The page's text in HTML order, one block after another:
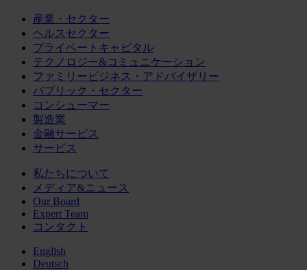
産業・セクター
ヘルスセクター
プライベートキャピタル
テクノロジー&コミュニケーション
ファミリービジネス・アドバイザリー
パブリック・セクター
コンシューマー
製造業
金融サービス
サービス
私たちについて
メディア&ニュース
Our Board
Expert Team
コンタクト
English
Deutsch